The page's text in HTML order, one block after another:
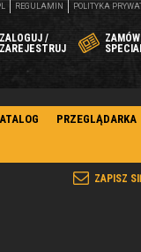
ZALOGUJ /
ZAREJESTRUJ
ZAMÓW
REGULAMIN POLITYKA
PRZEGLĄDARKA
ZAPISZ